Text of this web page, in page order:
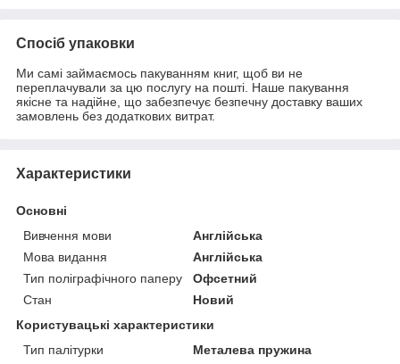
Спосіб упаковки
Ми самі займаємось пакуванням книг, щоб ви не
переплачували за цю послугу на пошті. Наше пакування
якісне та надійне, що забезпечує безпечну доставку ваших
замовлень без додаткових витрат.
Характеристики
Основні
Вивчення мови
Англійська
Мова видання
Англійська
Тип поліграфічного паперу
Офсетний
Стан
Новий
Користувацькі характеристики
Тип палітурки
Металева пружина